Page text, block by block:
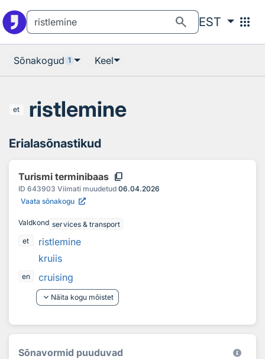
search EST apps
Sõnakogud 1 Keel
et ristlemine
Erialasõnastikud
Turismi terminibaas content_copy
ID 643903 Viimati muudetud 06.04.2026
Vaata sõnakogu
Valdkond services & transport
et
ristlemine
kruiis
en
cruising
keyboard_arrow_down Näita kogu mõistet
Sõnavormid puuduvad